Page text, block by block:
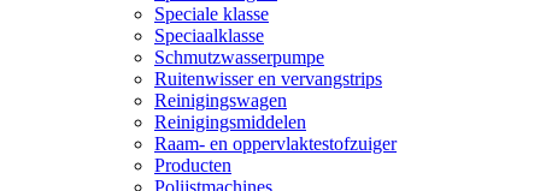
Speciale klasse
Speciaalklasse
Schmutzwasserpumpe
Ruitenwisser en vervangstrips
Reinigingswagen
Reinigingsmiddelen
Raam- en oppervlaktestofzuiger
Producten
Polijstmachines